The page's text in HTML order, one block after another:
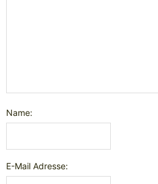
Name:
E-Mail Adresse: